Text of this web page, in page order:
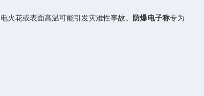
花或表面高温可能引发灾难性事故。 防爆电子称专为